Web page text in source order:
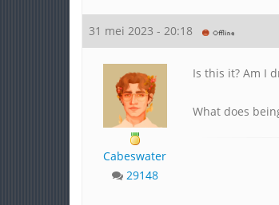
31 mei 2023 - 20:18
Cabeswater
29148
Is this it? Am I
What does